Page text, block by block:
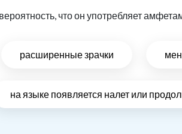
что он употребляет
расширенные зрачки
на языке появляется налет или